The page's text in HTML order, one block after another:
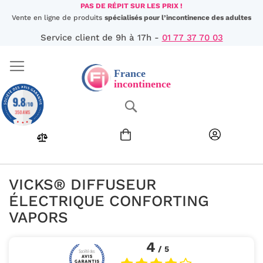
Aller
au
PAS DE RÉPIT SUR LES PRIX !
Vente en ligne de produits spécialisés pour l’incontinence des adultes
Service client de 9h à 17h - 01 77 37 70 03
VICKS® DIFFUSEUR
ÉLECTRIQUE CONFORTING
VAPORS
4 / 5
9.8/10
350 AVIS